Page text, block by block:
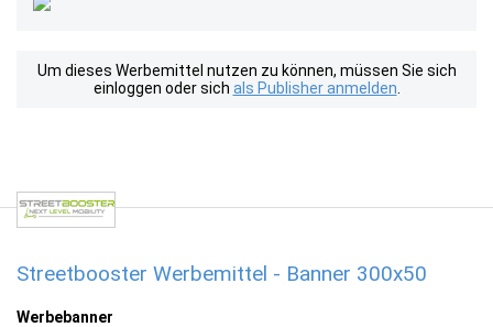
Um dieses Werbemittel nutzen zu können, müssen Sie sich
einloggen oder sich als Publisher anmelden
Streetbooster Werbemittel - Banner 300x50
Werbebanner